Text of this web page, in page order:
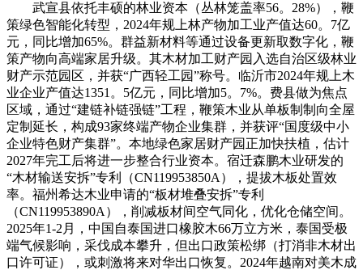
武宣县依托丰硕的林业资本（丛林笼盖率56。28%），鞭
策绿色智能化转型，2024年规上林产物加工业产值达60。7亿
元，同比增加65%。群益新材料等通过设备更新取数字化，鞭
策产物向高端家居升级。其木材加工财产园入选自治区级林业
财产示范园区，并获“广西轻工园”称号。临沂市2024年规上木
业企业产值达1351。5亿元，同比增加5。7%。费县做为焦点
区域，通过“建链补链强链”工程，鞭策木业从单板制制向全屋
定制延长，构成93家终端产物企业集群，并获评“国度级中小
企业特色财产集群”。本地绿色家居财产园正加快扶植，估计
2027年完工后将进一步整合行业资本。宿迁森鹏木业研发的
“木材输送安拆”专利（CN119953850A），提拔木板处置效
率。福州希达木业申请的“板材堆叠安拆”专利
（CN119953890A），削减板材间空气同化，优化仓储空间。
2025年1-2月，中国自泰国进口橡胶木66万立方米，泰国受极
端气候影响，采伐成本攀升，但出口政策松绑（打消非木材出
口许可证），或刺激将来对华出口恢复。2024年越南对美木成